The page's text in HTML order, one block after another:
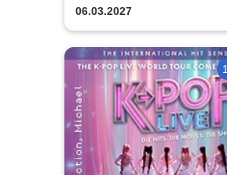
from Italy
06.03.2027